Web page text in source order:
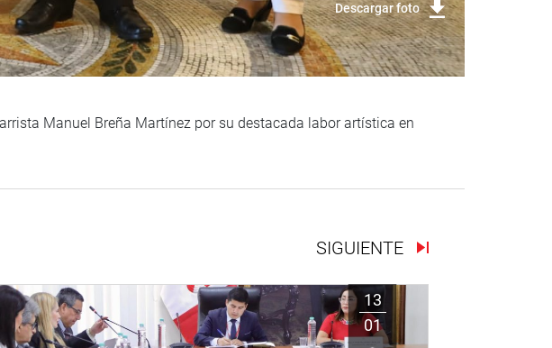
Descargar foto
Manuel Breña Martínez por su destacada labor artística en
SIGUIENTE
13
01